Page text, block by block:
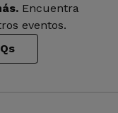
Encuentra
eventos.